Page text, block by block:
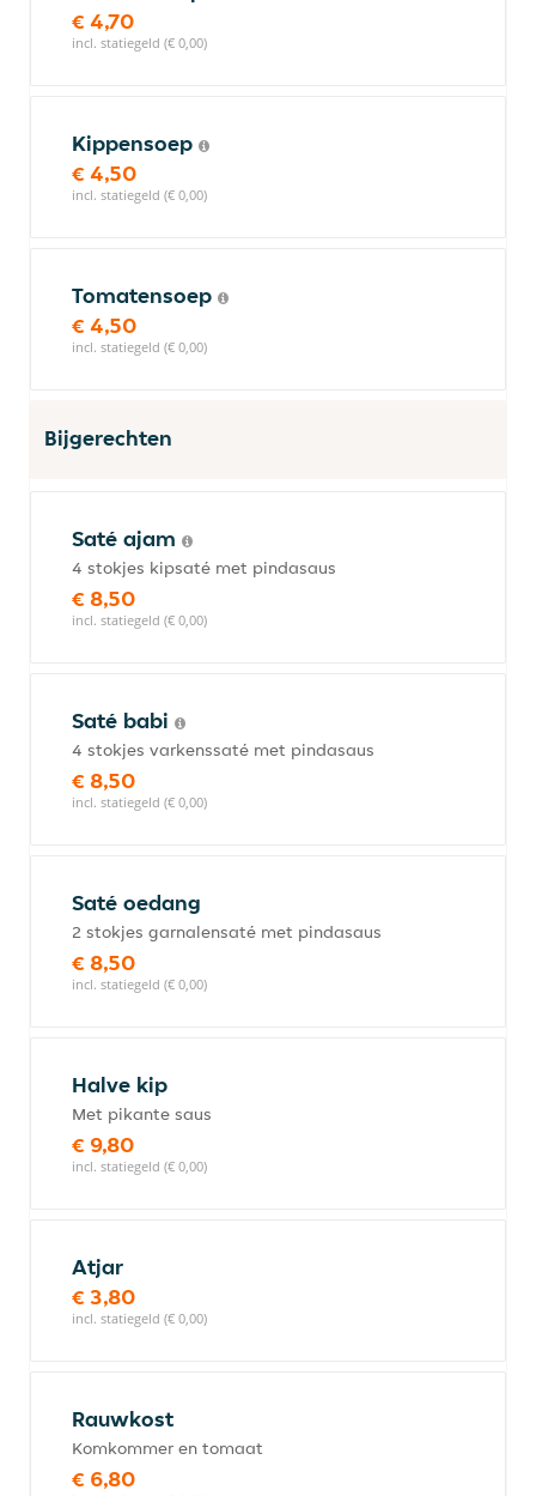
€ 4,70
incl. statiegeld (€ 0,00)
Kippensoep
€ 4,50
incl. statiegeld (€ 0,00)
Tomatensoep
€ 4,50
incl. statiegeld (€ 0,00)
Bijgerechten
Saté ajam
4 stokjes kipsaté met pindasaus
€ 8,50
incl. statiegeld (€ 0,00)
Saté babi
4 stokjes varkenssaté met pindasaus
€ 8,50
incl. statiegeld (€ 0,00)
Saté oedang
2 stokjes garnalensaté met pindasaus
€ 8,50
incl. statiegeld (€ 0,00)
Halve kip
Met pikante saus
€ 9,80
incl. statiegeld (€ 0,00)
Atjar
€ 3,80
incl. statiegeld (€ 0,00)
Rauwkost
Komkommer en tomaat
€ 6,80